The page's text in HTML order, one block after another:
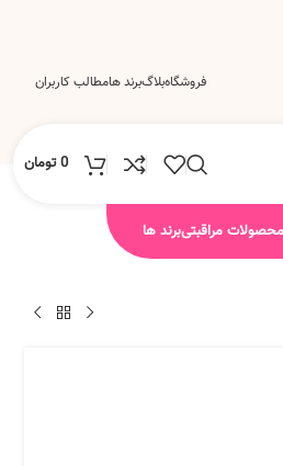
فروشگاهبلاگبرند هامطالب کاربران
0 تومان
محصولات مراقبتیبرند ها